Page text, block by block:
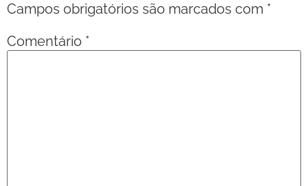
Campos obrigatórios são marcados com *
Comentário *